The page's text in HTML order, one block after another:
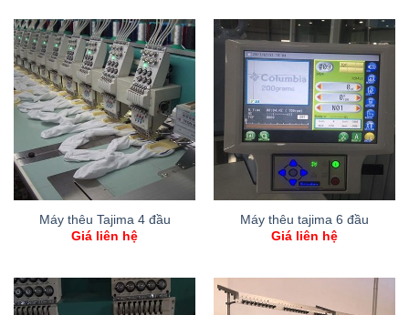
Máy thêu Tajima 4 đầu
Giá liên hệ
Máy thêu tajima 6 đầu
Giá liên hệ